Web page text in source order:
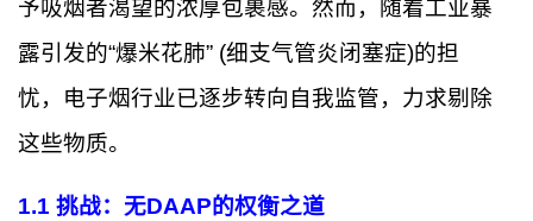
予吸烟者渴望的浓厚包裹感。然而，随着工业暴
露引发的“爆米花肺” (细支气管炎闭塞症)的担
忧，电子烟行业已逐步转向自我监管，力求剔除
这些物质。
1.1 挑战：无DAAP的权衡之道